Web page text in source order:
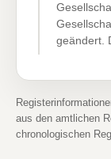
geändert.
aus den amtlichen
chronologischen